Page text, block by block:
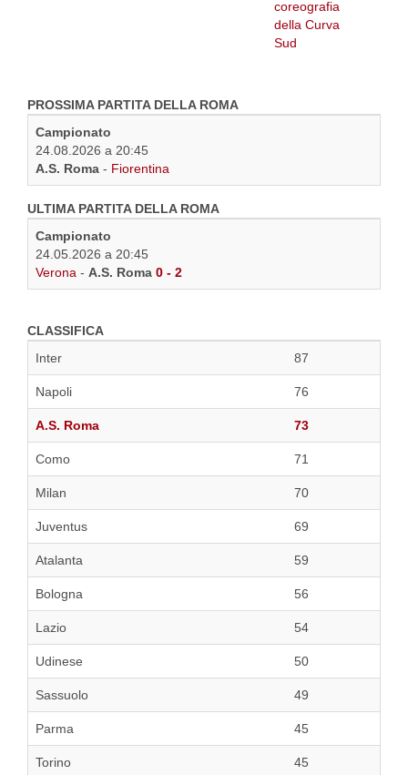
PROSSIMA PARTITA DELLA ROMA
Campionato
24.08.2026 a 20:45
A.S. Roma - Fiorentina
ULTIMA PARTITA DELLA ROMA
Campionato
24.05.2026 a 20:45
Verona - A.S. Roma 0 - 2
CLASSIFICA
Inter
87
Napoli 76
A.S. Roma 73
Como 71
Milan 70
Juventus 69
Atalanta 59
Bologna 56
Lazio 54
Udinese 50
Sassuolo 49
Parma 45
Torino 45